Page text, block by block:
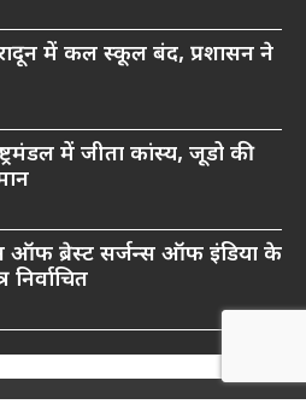
में कल स्कूल बंद, प्रशासन ने
में जीता कांस्य, जूडो की
ऑफ ब्रेस्ट सर्जन्स ऑफ इंडिया के
निर्वाचित